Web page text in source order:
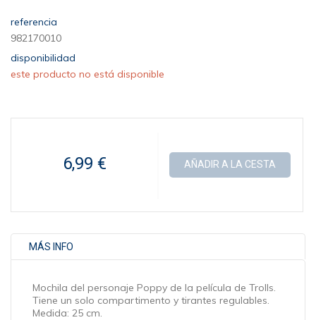
referencia
982170010
disponibilidad
este producto no está disponible
6,99 € AÑADIR A LA CESTA
MÁS INFO
Mochila del personaje Poppy de la película de Trolls.
Tiene un solo compartimento y tirantes regulables.
Medida: 25 cm.